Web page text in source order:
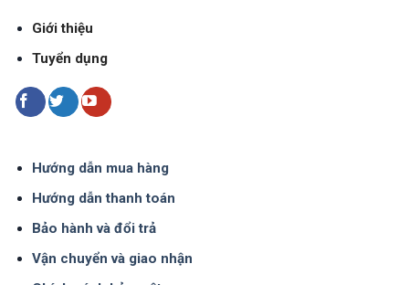
1 Nhà phân phối lưu lượng kế hàng đầu
Bề dày kinh nghiệm phân phối
Giới thiệu
Tuyển dụng
Hướng dẫn mua hàng
Hướng dẫn thanh toán
Bảo hành và đổi trả
Vận chuyển và giao nhận